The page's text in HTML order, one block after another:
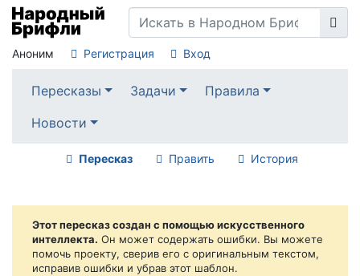
Аноним Регистрация Вход
Пересказы Задачи
Правила
Новости
Пересказ Править История
Этот пересказ создан с помощью искусственного
интеллекта. Он может содержать ошибки. Вы можете
помочь проекту, сверив его с оригинальным текстом,
исправив ошибки и убрав этот шаблон.